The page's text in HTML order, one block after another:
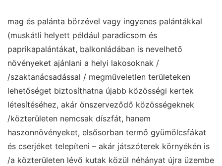
mag és palánta börzével vagy ingyenes palántákkal
(muskátli helyett például paradicsom és
paprikapalántákat, balkonládában is nevelhető
növényeket ajánlani a helyi lakosoknak /
/szaktanácsadással / megműveletlen területeken
lehetőséget biztosíthatna újabb közösségi kertek
létesítéséhez, akár önszerveződő közösségeknek
/közterületen nemcsak díszfát, hanem
haszonnövényeket, elsősorban termő gyümölcsfákat
és cserjéket telepíteni – akár játszóterek környékén is
/a közterületen lévő kutak közül néhányat újra üzembe